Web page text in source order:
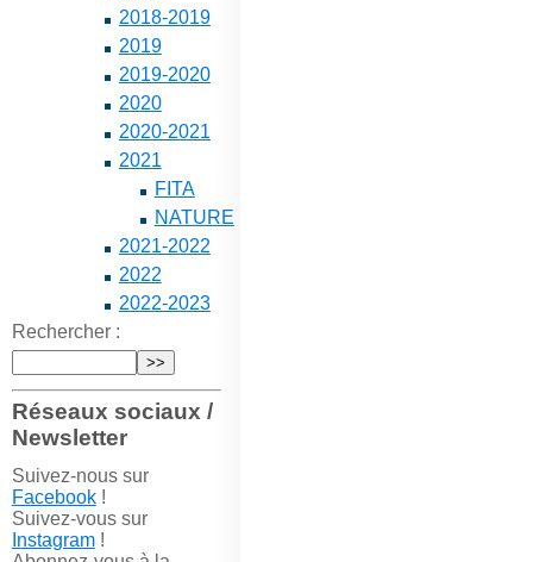
2018-2019
2019
2019-2020
2020
2020-2021
2021
FITA
NATURE
2021-2022
2022
2022-2023
Rechercher :
Réseaux sociaux /
Newsletter
Suivez-nous sur
Facebook!
Suivez-vous sur
Instagram!